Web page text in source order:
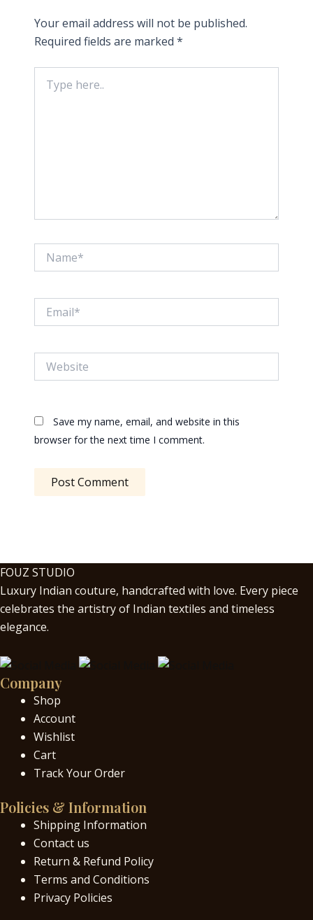
Your email address will not be published.
Required fields are marked *
here..
Save my name, email, and website in this
browser for the next time I comment.
FOUZ STUDIO
Luxury Indian couture, handcrafted with love. Every piece
celebrates the artistry of Indian textiles and timeless
elegance.
Company
Shop
Account
Wishlist
Cart
Track Your Order
Policies & Information
Shipping Information
Contact us
Return & Refund Policy
Terms and Conditions
Privacy Policies